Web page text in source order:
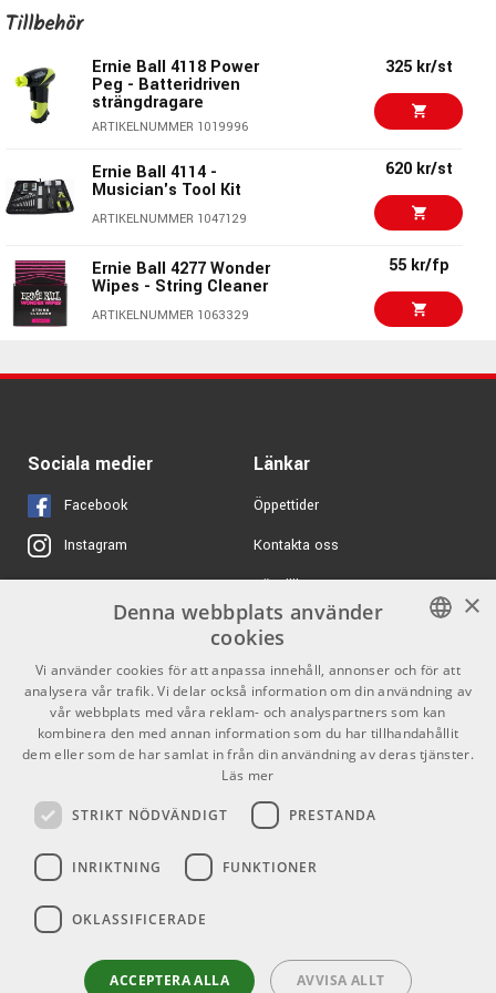
Ernie Ball 1010 - Plain
010-sträng
ARTIKELNUMMER 1000092
14 kr/st
ARTIKELNUMMER 1000109
Ernie Ball 1836
Earthwood PSB -
ARTIKELNUMMER 1000177
29 kr/st
Ernie Ball 10145 .0145
ARTIKELNUMMER 1086814
14 kr/st
Ernie Ball 1015 - Plain 14 kr/st
ARTIKELNUMMER 1000091
Tillbehör
Ernie Ball 4118 Power
Peg - Batteridriven
strängdragare
ARTIKELNUMMER 1019996
325 kr/st
Ernie Ball 4114 -
Musician's Tool Kit
ARTIKELNUMMER 1047129
620 kr/st
Ernie Ball 4277 Wonder
Wipes - String Cleaner
ARTIKELNUMMER 1063329
55 kr/fp
Pegwinder Plus
Sociala medier
Facebook
Instagram
X
Youtube
TikTok
Länkar
Öppettider
Kontakta oss
Köpvillkor
Butiken
Varumärken
GDPR & Cookies
Kontakt
Info
Mån-Fre: 10.00-18.00
Helgdagar
SWEDISH
ENGLISH
×
Denna webbplats använder
cookies
Vi använder cookies för att anpassa innehåll, annonser och för att
analysera vår trafik. Vi delar också information om din användning av
vår webbplats med våra reklam- och analyspartners som kan
kombinera den med annan information som du har tillhandahållit
dem eller som de har samlat in från din användning av deras tjänster.
Läs mer
STRIKT NÖDVÄNDIGT PRESTANDA
INRIKTNING FUNKTIONER
OKLASSIFICERADE
ACCEPTERA ALLA AVVISA ALLT